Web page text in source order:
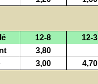
12-8 12-3
3,80
3,00 4,70